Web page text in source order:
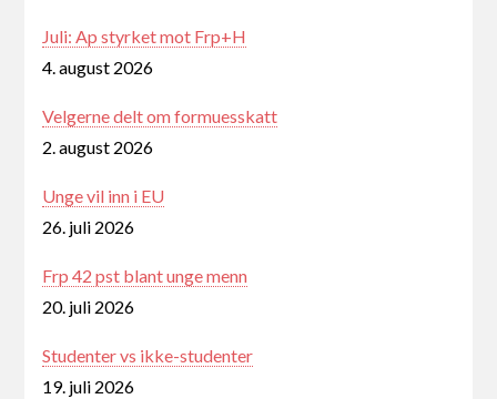
Juli: Ap styrket mot Frp+H
4. august 2026
Velgerne delt om formuesskatt
2. august 2026
Unge vil inn i EU
26. juli 2026
Frp 42 pst blant unge menn
20. juli 2026
Studenter vs ikke-studenter
19. juli 2026